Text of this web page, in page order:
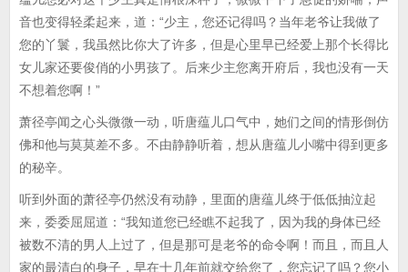
音也变得轻柔起来，道：“少主，您还记得吗？当年老爷让我做了
您的丫鬟，我虽然比你大了许多，但是心里早已经爱上那个长得比
女儿家还要俊俏的小男孩了。后来少主您离开府后，我也没有一天
不想着您啊！”
萧径亭闻之心头微微一动，听唐蕴儿口气中，她们之间的情形倒仿
佛和他与莫莫差不多。不由静静听着，想从唐蕴儿小嘴中得到更多
的秘辛。
听到外面的萧径亭仍然没有动静，里面的唐蕴儿终于低低抽泣起
来，委委屈屈道：“我知道您已经瞧不起我了，因为我的身体已经
被数不清的男人上过了，但是那可是老爷的命令啊！而且，而且人
家的最清白的身子，早在十几年前就交给您了，您忘记了吗？您小